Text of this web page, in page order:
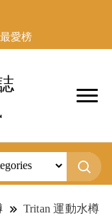
愛榜
Tritan 運動水樽